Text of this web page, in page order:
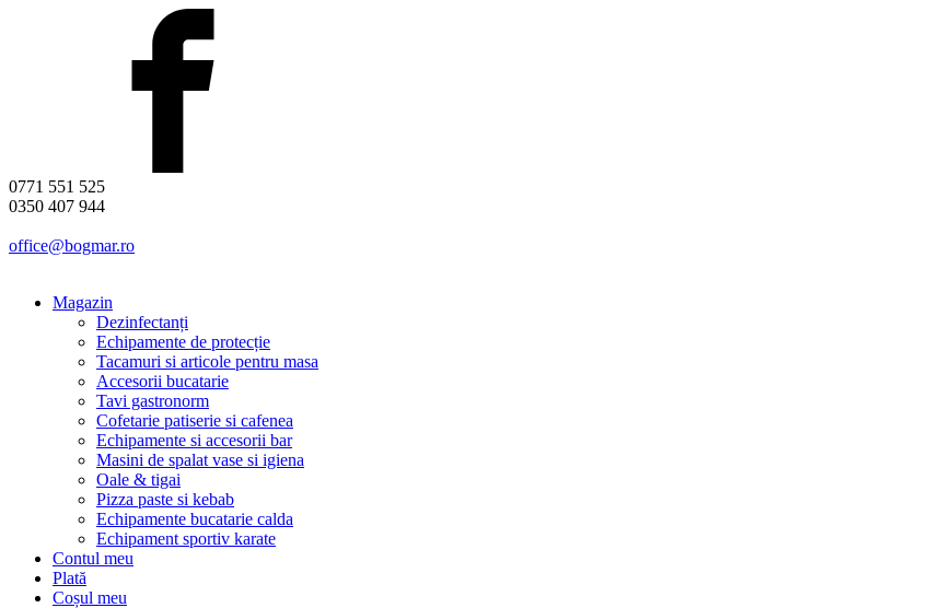
0771 551 525
0350 407 944
office@bogmar.ro
Magazin
Dezinfectanți
Echipamente de protecție
Tacamuri si articole pentru masa
Accesorii bucatarie
Tavi gastronorm
Cofetarie patiserie si cafenea
Echipamente si accesorii bar
Masini de spalat vase si igiena
Oale & tigai
Pizza paste si kebab
Echipamente bucatarie calda
Echipament sportiv karate
Contul meu
Plată
Coșul meu